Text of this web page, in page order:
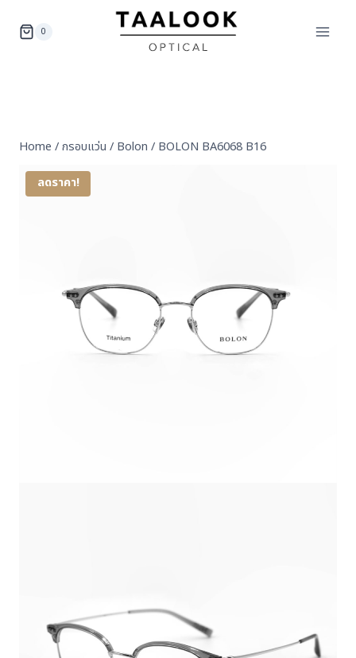
0
Home /กรอบแว่น / Bolon / BOLON BA6068 B16
ลดราคา!